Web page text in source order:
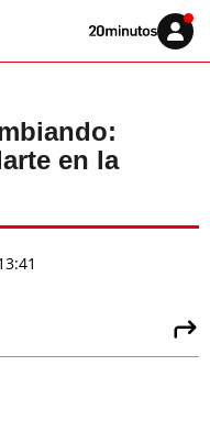
Volver
Iniciar
sesión
en la